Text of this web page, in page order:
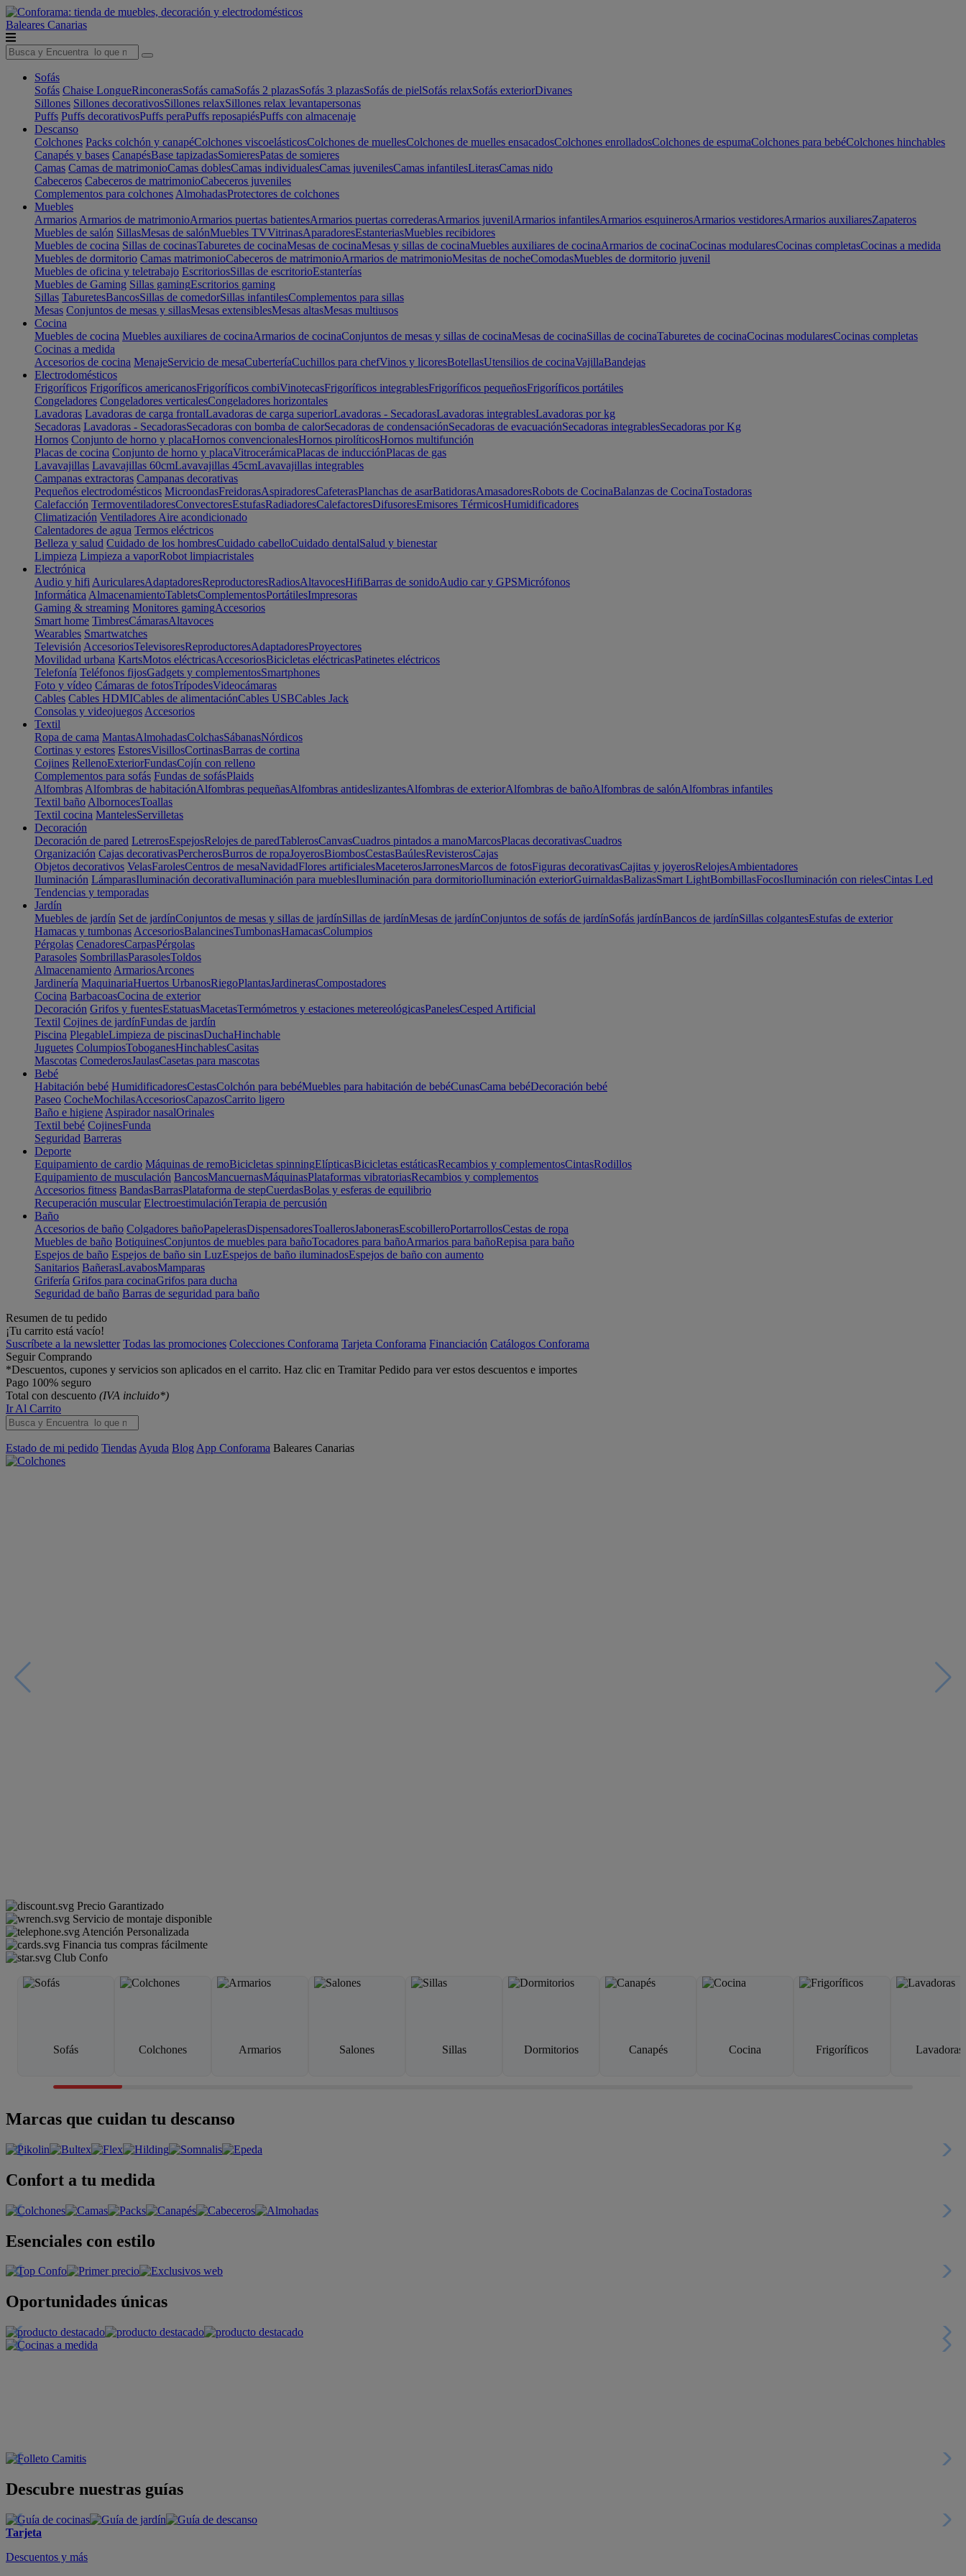
Baleares Canarias
Sofás
Sofás Chaise LongueRinconerasSofás camaSofás 2 plazasSofás 3 plazasSofás de pielSofás relaxSofás exteriorDivanes
Sillones Sillones decorativosSillones relaxSillones relax levantapersonas
Puffs Puffs decorativosPuffs peraPuffs reposapiésPuffs con almacenaje
Descanso
Colchones Packs colchón y canapéColchones viscoelásticosColchones de muellesColchones de muelles ensacadosColchones enrolladosColchones de espumaColchones para bebéColchones hinchables
Canapés y bases CanapésBase tapizadasSomieresPatas de somieres
Camas Camas de matrimonioCamas doblesCamas individualesCamas juvenilesCamas infantilesLiterasCamas nido
Cabeceros Cabeceros de matrimonioCabeceros juveniles
Complementos para colchones AlmohadasProtectores de colchones
Muebles
Armarios Armarios de matrimonioArmarios puertas batientesArmarios puertas correderasArmarios juvenilArmarios infantilesArmarios esquinerosArmarios vestidoresArmarios auxiliaresZapateros
Muebles de salón SillasMesas de salónMuebles TVVitrinasAparadoresEstanteriasMuebles recibidores
Muebles de cocina Sillas de cocinasTaburetes de cocinaMesas de cocinaMesas y sillas de cocinaMuebles auxiliares de cocinaArmarios de cocinaCocinas modularesCocinas completasCocinas a medida
Muebles de dormitorio Camas matrimonioCabeceros de matrimonioArmarios de matrimonioMesitas de nocheComodasMuebles de dormitorio juvenil
Muebles de oficina y teletrabajo EscritoriosSillas de escritorioEstanterías
Muebles de Gaming Sillas gamingEscritorios gaming
Sillas TaburetesBancosSillas de comedorSillas infantilesComplementos para sillas
Mesas Conjuntos de mesas y sillasMesas extensiblesMesas altasMesas multiusos
Cocina
Muebles de cocina Muebles auxiliares de cocinaArmarios de cocinaConjuntos de mesas y sillas de cocinaMesas de cocinaSillas de cocinaTaburetes de cocinaCocinas modularesCocinas completas
Cocinas a medida
Accesorios de cocina MenajeServicio de mesaCuberteríaCuchillos para chefVinos y licoresBotellasUtensilios de cocinaVajillaBandejas
Electrodomésticos
Frigoríficos Frigoríficos americanosFrigoríficos combiVinotecasFrigoríficos integrablesFrigoríficos pequeñosFrigoríficos portátiles
Congeladores Congeladores verticalesCongeladores horizontales
Lavadoras Lavadoras de carga frontalLavadoras de carga superiorLavadoras - SecadorasLavadoras integrablesLavadoras por kg
Secadoras Lavadoras - SecadorasSecadoras con bomba de calorSecadoras de condensaciónSecadoras de evacuaciónSecadoras integrablesSecadoras por Kg
Hornos Conjunto de horno y placaHornos convencionalesHornos pirolíticosHornos multifunción
Placas de cocina Conjunto de horno y placaVitrocerámicaPlacas de inducciónPlacas de gas
Lavavajillas Lavavajillas 60cmLavavajillas 45cmLavavajillas integrables
Campanas extractoras Campanas decorativas
Pequeños electrodomésticos MicroondasFreidorasAspiradoresCafeterasPlanchas de asarBatidorasAmasadoresRobots de CocinaBalanzas de CocinaTostadoras
Calefacción TermoventiladoresConvectoresEstufasRadiadoresCalefactoresDifusoresEmisores TérmicosHumidificadores
Climatización Ventiladores Aire acondicionado
Calentadores de agua Termos eléctricos
Belleza y salud Cuidado de los hombresCuidado cabelloCuidado dentalSalud y bienestar
Limpieza Limpieza a vaporRobot limpiacristales
Electrónica
Audio y hifi AuricularesAdaptadoresReproductoresRadiosAltavocesHifiBarras de sonidoAudio car y GPSMicrófonos
Informática AlmacenamientoTabletsComplementosPortátilesImpresoras
Gaming & streaming Monitores gamingAccesorios
Smart home TimbresCámarasAltavoces
Wearables Smartwatches
Televisión AccesoriosTelevisoresReproductoresAdaptadoresProyectores
Movilidad urbana KartsMotos eléctricasAccesoriosBicicletas eléctricasPatinetes eléctricos
Telefonía Teléfonos fijosGadgets y complementosSmartphones
Foto y vídeo Cámaras de fotosTrípodesVideocámaras
Cables Cables HDMICables de alimentaciónCables USBCables Jack
Consolas y videojuegos Accesorios
Textil
Ropa de cama MantasAlmohadasColchasSábanasNórdicos
Cortinas y estores EstoresVisillosCortinasBarras de cortina
Cojines RellenoExteriorFundasCojín con relleno
Complementos para sofás Fundas de sofásPlaids
Alfombras Alfombras de habitaciónAlfombras pequeñasAlfombras antideslizantesAlfombras de exteriorAlfombras de bañoAlfombras de salónAlfombras infantiles
Textil baño AlbornocesToallas
Textil cocina MantelesServilletas
Decoración
Decoración de pared LetrerosEspejosRelojes de paredTablerosCanvasCuadros pintados a manoMarcosPlacas decorativasCuadros
Organización Cajas decorativasPercherosBurros de ropaJoyerosBiombosCestasBaúlesRevisterosCajas
Objetos decorativos VelasFarolesCentros de mesaNavidadFlores artificialesMaceterosJarronesMarcos de fotosFiguras decorativasCajitas y joyerosRelojesAmbientadores
Iluminación LámparasIluminación decorativaIluminación para mueblesIluminación para dormitorioIluminación exteriorGuirnaldasBalizasSmart LightBombillasFocosIluminación con rielesCintas Led
Tendencias y temporadas
Jardín
Muebles de jardín Set de jardínConjuntos de mesas y sillas de jardínSillas de jardínMesas de jardínConjuntos de sofás de jardínSofás jardínBancos de jardínSillas colgantesEstufas de exterior
Hamacas y tumbonas AccesoriosBalancinesTumbonasHamacasColumpios
Pérgolas CenadoresCarpasPérgolas
Parasoles SombrillasParasolesToldos
Almacenamiento ArmariosArcones
Jardinería MaquinariaHuertos UrbanosRiegoPlantasJardinerasCompostadores
Cocina BarbacoasCocina de exterior
Decoración Grifos y fuentesEstatuasMacetasTermómetros y estaciones metereológicasPanelesCesped Artificial
Textil Cojines de jardínFundas de jardín
Piscina PlegableLimpieza de piscinasDuchaHinchable
Juguetes ColumpiosToboganesHinchablesCasitas
Mascotas ComederosJaulasCasetas para mascotas
Bebé
Habitación bebé HumidificadoresCestasColchón para bebéMuebles para habitación de bebéCunasCama bebéDecoración bebé
Paseo CocheMochilasAccesoriosCapazosCarrito ligero
Baño e higiene Aspirador nasalOrinales
Textil bebé CojinesFunda
Seguridad Barreras
Deporte
Equipamiento de cardio Máquinas de remoBicicletas spinningElípticasBicicletas estáticasRecambios y complementosCintasRodillos
Equipamiento de musculación BancosMancuernasMáquinasPlataformas vibratoriasRecambios y complementos
Accesorios fitness BandasBarrasPlataforma de stepCuerdasBolas y esferas de equilibrio
Recuperación muscular ElectroestimulaciónTerapia de percusión
Baño
Accesorios de baño Colgadores bañoPapelerasDispensadoresToallerosJabonerasEscobilleroPortarrollosCestas de ropa
Muebles de baño BotiquinesConjuntos de muebles para bañoTocadores para bañoArmarios para bañoRepisa para baño
Espejos de baño Espejos de baño sin LuzEspejos de baño iluminadosEspejos de baño con aumento
Sanitarios BañerasLavabosMamparas
Grifería Grifos para cocinaGrifos para ducha
Seguridad de baño Barras de seguridad para baño
Resumen de tu pedido
¡Tu carrito está vacío!
Suscríbete a la newsletter Todas las promociones Colecciones Conforama Tarjeta Conforama Financiación Catálogos Conforama
Seguir Comprando
*Descuentos, cupones y servicios son aplicados en el carrito. Haz clic en Tramitar Pedido para ver estos descuentos e importes
Pago 100% seguro
Total con descuento (IVA incluido*)
Ir Al Carrito
Estado de mi pedido Tiendas Ayuda Blog App Conforama Baleares Canarias
Precio Garantizado
Servicio de montaje disponible
Atención Personalizada
Financia tus compras fácilmente
Club Confo
Sofás Colchones Armarios Salones Sillas Dormitorios Canapés Cocina Frigoríficos Lavadoras
Marcas que cuidan tu descanso
Confort a tu medida
Esenciales con estilo
Oportunidades únicas
Descubre nuestras guías
Tarjeta
Descuentos y más